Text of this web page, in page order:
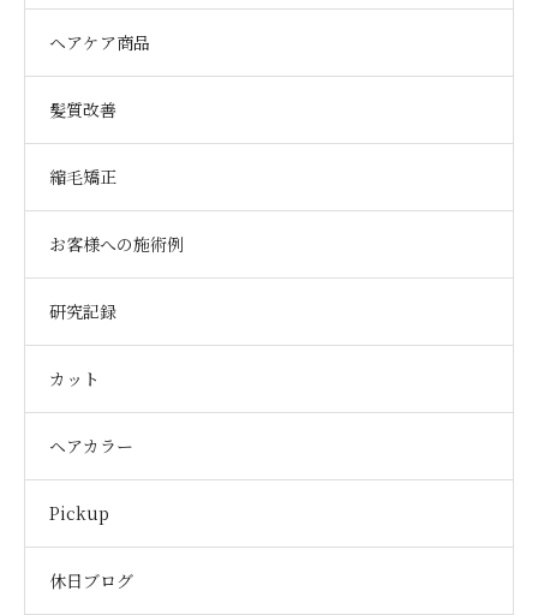
ヘアケア商品
髪質改善
縮毛矯正
お客様への施術例
研究記録
カット
ヘアカラー
Pickup
休日ブログ